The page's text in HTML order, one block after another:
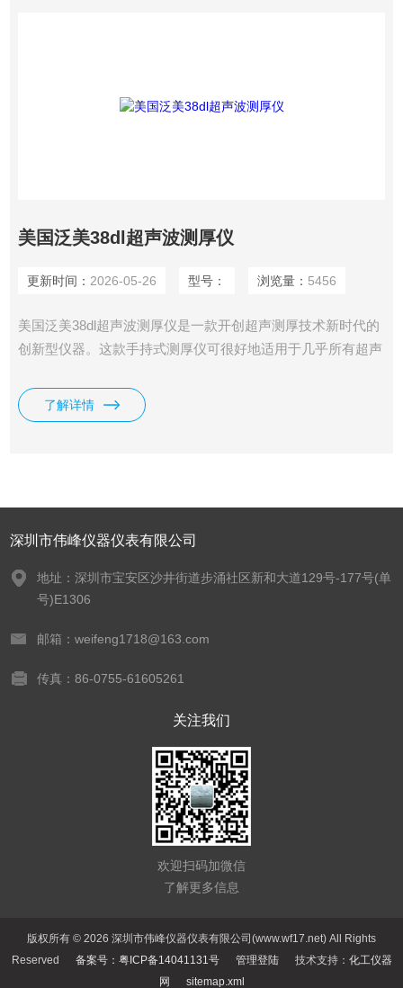
美国泛美38dl超声波测厚仪
更新时间： 2026-05-26 型号： 浏览量： 5456
美国泛美38dl超声波测厚仪是一款开创超声测厚技术新时代的
创新型仪器。这款手持式测厚仪可很好地适用于几乎所有超声
了解详情
深圳市伟峰仪器仪表有限公司
地址：深圳市宝安区沙井街道步涌社区新和大道129号-177号(单
号)E1306
邮箱：weifeng1718@163.com
传真：86-0755-61605261
关注我们
欢迎扫码加微信
了解更多信息
版权所有 © 2026 深圳市伟峰仪器仪表有限公司(www.wf17.net) All Rights
Reserved 备案号：粤ICP备14041131号 管理登陆技术支持： 化工仪器
网
sitemap.xml